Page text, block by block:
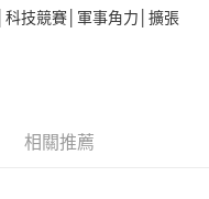
技競賽│軍事角力│擴張
相關推薦